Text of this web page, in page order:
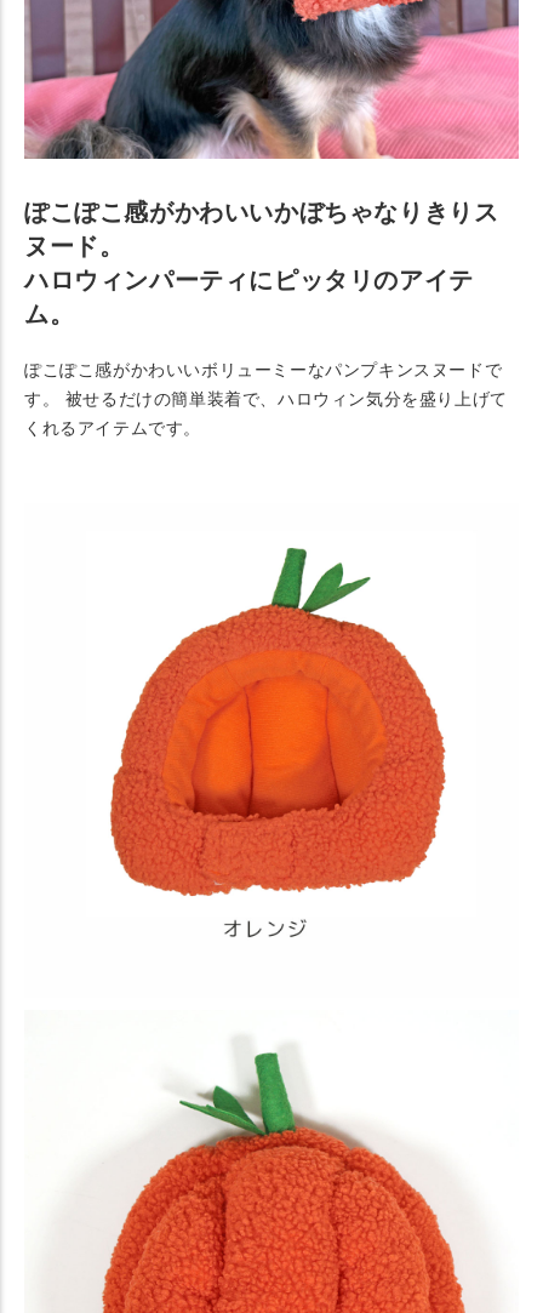
ぽこぽこ感がかわいいかぼちゃなりきりス
ヌード。
ハロウィンパーティにピッタリのアイテ
ム。
ぽこぽこ感がかわいいボリューミーなパンプキンスヌードで
す。 被せるだけの簡単装着で、ハロウィン気分を盛り上げて
くれるアイテムです。